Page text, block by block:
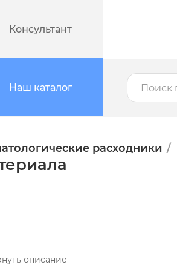
Консультант
Наш каталог
расходники
описание